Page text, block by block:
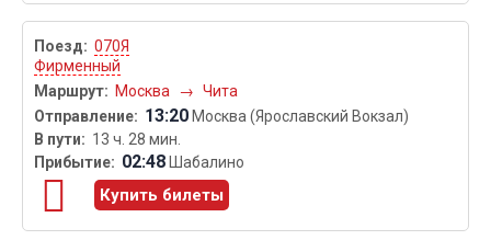
070Я
Фирменный
Москва
→ Чита
13:20 Москва (Ярославский Вокзал)
13 ч. 28 мин.
02:48 Шабалино
Купить билеты